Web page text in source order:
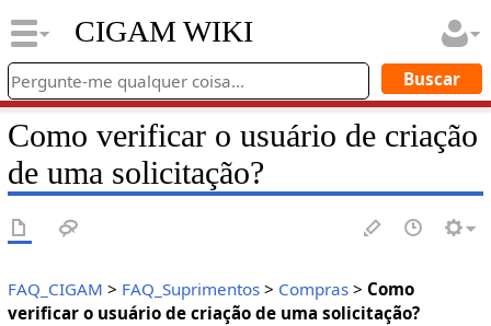
CIGAM WIKI
Como verificar o usuário de criação
de uma solicitação?
FAQ_CIGAM > FAQ_Suprimentos> Compras> Como
verificar o usuário de criação de uma solicitação?